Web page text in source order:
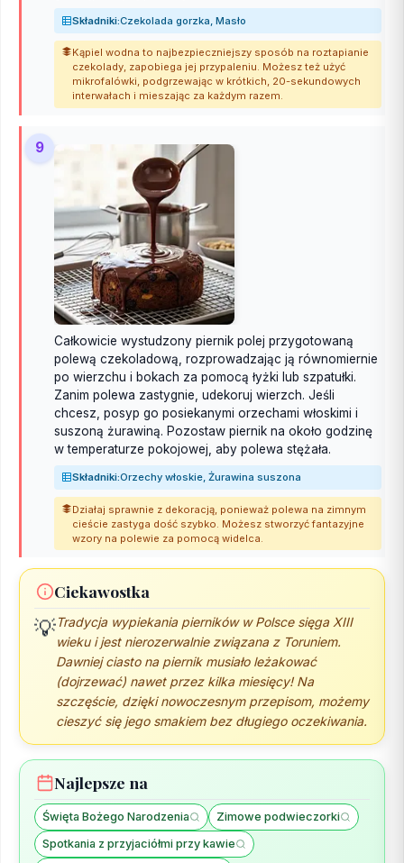
Składniki:Czekolada gorzka, Masło
Kąpiel wodna to najbezpieczniejszy sposób na roztapianie
czekolady, zapobiega jej przypaleniu. Możesz też użyć
mikrofalówki, podgrzewając w krótkich, 20-sekundowych
interwałach i mieszając za każdym razem.
9
Całkowicie wystudzony piernik polej przygotowaną
polewą czekoladową, rozprowadzając ją równomiernie
po wierzchu i bokach za pomocą łyżki lub szpatułki.
Zanim polewa zastygnie, udekoruj wierzch. Jeśli
chcesz, posyp go posiekanymi orzechami włoskimi i
suszoną żurawiną. Pozostaw piernik na około godzinę
w temperaturze pokojowej, aby polewa stężała.
Składniki:Orzechy włoskie, Żurawina suszona
Działaj sprawnie z dekoracją, ponieważ polewa na zimnym
cieście zastyga dość szybko. Możesz stworzyć fantazyjne
wzory na polewie za pomocą widelca.
Ciekawostka
💡Tradycja wypiekania pierników w Polsce sięga XIII
wieku i jest nierozerwalnie związana z Toruniem.
Dawniej ciasto na piernik musiało leżakować
(dojrzewać) nawet przez kilka miesięcy! Na
szczęście, dzięki nowoczesnym przepisom, możemy
cieszyć się jego smakiem bez długiego oczekiwania.
Najlepsze na
Święta Bożego Narodzenia
Zimowe podwieczorki
Spotkania z przyjaciółmi przy kawie